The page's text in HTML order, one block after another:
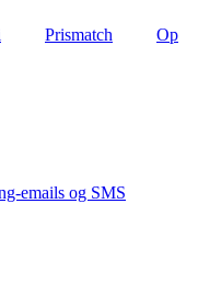
Prismatch
Op
emails og SMS